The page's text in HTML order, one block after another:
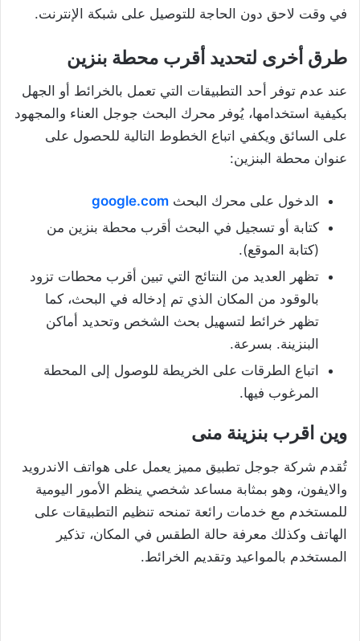
في وقت لاحق دون الحاجة للتوصيل على شبكة الإنترنت.
طرق أخرى لتحديد أقرب محطة بنزين
عند عدم توفر أحد التطبيقات التي تعمل بالخرائط أو الجهل
بكيفية استخدامها، يُوفر محرك البحث جوجل العناء والمجهود
على السائق ويكفي اتباع الخطوط التالية للحصول على
عنوان محطة البنزين:
الدخول على محرك البحث google.com
كتابة أو تسجيل في البحث أقرب محطة بنزين من
(كتابة الموقع).
تظهر العديد من النتائج التي تبين أقرب محطات تزود
بالوقود من المكان الذي تم إدخاله في البحث، كما
تظهر خرائط لتسهيل بحث الشخص وتحديد أماكن
البنزينة. بسرعة.
اتباع الطرقات على الخريطة للوصول إلى المحطة
المرغوب فيها.
وين اقرب بنزينة منى
تُقدم شركة جوجل تطبيق مميز يعمل على هواتف الاندرويد
والايفون، وهو بمثابة مساعد شخصي ينظم الأمور اليومية
للمستخدم مع خدمات رائعة تمنحه تنظيم التطبيقات على
الهاتف وكذلك معرفة حالة الطقس في المكان، تذكير
المستخدم بالمواعيد وتقديم الخرائط.